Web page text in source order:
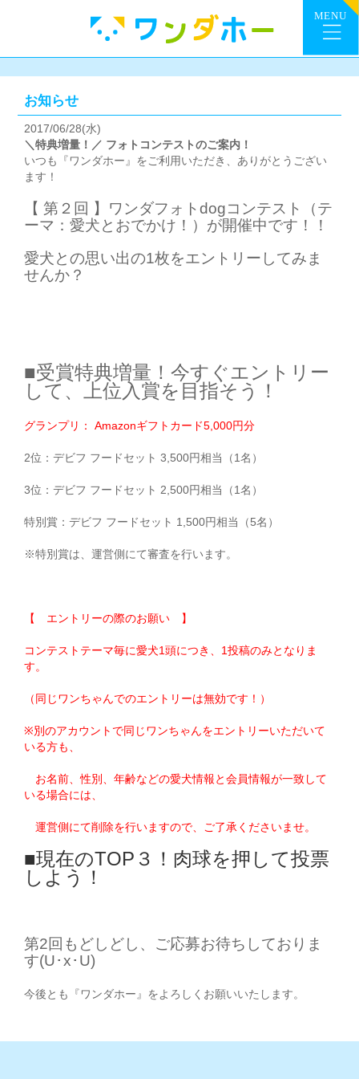
お知らせ
2017/06/28(水)
＼特典増量！／ フォトコンテストのご案内！
いつも『ワンダホー』をご利用いただき、ありがとうござい
ます！
【 第２回 】ワンダフォトdogコンテスト（テ
ーマ：愛犬とおでかけ！）が開催中です！！
愛犬との思い出の1枚をエントリーしてみま
せんか？
■受賞特典増量！今すぐエントリー
して、上位入賞を目指そう！
グランプリ： Amazonギフトカード5,000円分
2位：デビフ フードセット 3,500円相当（1名）
3位：デビフ フードセット 2,500円相当（1名）
特別賞：デビフ フードセット 1,500円相当（5名）
※特別賞は、運営側にて審査を行います。
【 エントリーの際のお願い 】
コンテストテーマ毎に愛犬1頭につき、 1投稿のみとなりま
す。
（同じワンちゃんでのエントリーは無効です！）
※別のアカウントで同じワンちゃんをエントリーいただいて
いる方も、
お名前、性別、年齢などの愛犬情報と会員情報が一致して
いる場合には、
運営側にて削除を行いますので、ご了承くださいませ。
■現在のTOP ３！肉球を押して投票
しよう！
第2回もどしどし、ご応募お待ちしておりま
す(U･x･U)
今後とも『ワンダホー』をよろしくお願いいたします。